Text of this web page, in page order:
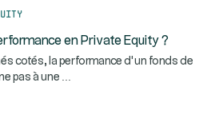
en Private Equity ?
cotés, la performance d’un fonds de
pas à une